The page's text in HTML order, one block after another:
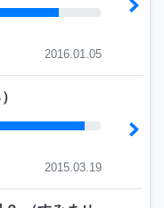
2016.01.05
）
2015.03.19